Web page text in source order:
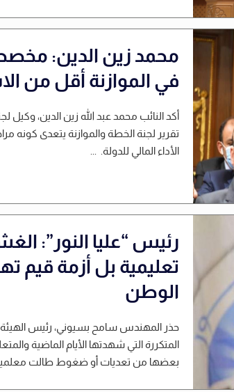
محمد زين الدين:
في الموازنة أقل من
أكد النائب محمد عبد الله زين الدين، وكيل
تقرير لجنة الخطة والموازنة يتعدى كونه
الأداء المالي للدولة. ...
رئيس “عليا النور”:
تعليمية بل أزمة قيم
الوطن
حذر المهندس سامح بسيوني، رئيس الهيئة
المتكررة التي شهدتها الأيام الماضية
بعضها من تعديات أو ضغوط طالت